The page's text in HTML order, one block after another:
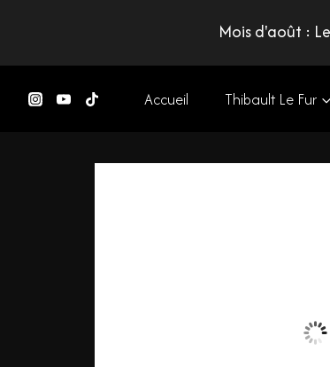
Mois d'août :
Accueil Thibault Le Fur